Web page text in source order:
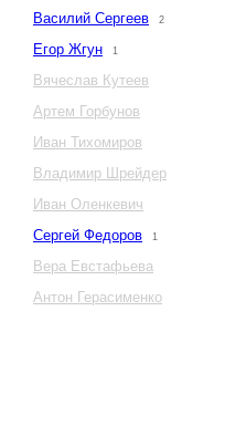
Василий Сергеев
2
Егор Жгун 1
Вячеслав Кутеев
Артем Горбунов
Иван Тихомиров
Владимир Шрейдер
Иван Оленкевич
Сергей Федоров
1
Вера Евстафьева
Антон Герасименко